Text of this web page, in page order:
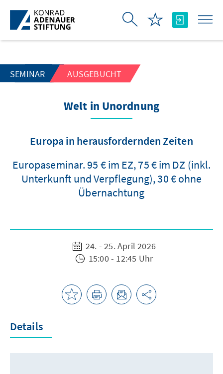
Zum Hauptinhalt springen
SEMINAR AUSGEBUCHT
Welt in Unordnung
Europa in herausfordernden Zeiten
Europaseminar. 95 € im EZ, 75 € im DZ (inkl.
Unterkunft und Verpflegung), 30 € ohne
Übernachtung
24. - 25. April 2026
15:00 - 12:45 Uhr
Details